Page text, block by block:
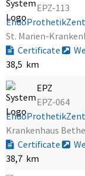
EPZ-113
St. Marien-
Certificate
38,5 km
EPZ
EPZ-064
Krankenhaus
Certificate
38,7 km